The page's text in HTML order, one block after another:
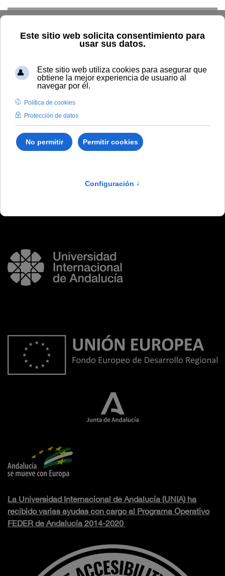
Conócenos Institucional Personal Académica Alumnado
Resultados
Inicio Transparencia Económica
Buscador
TOUNIA Exposición Pública
La Universidad Internacional de Andalucía (UNIA) ha
recibido varias ayudas con cargo al Programa Operativo
FEDER de Andalucía 2014-2020